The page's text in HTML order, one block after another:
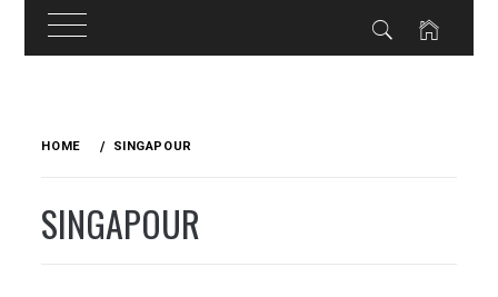
HOME SINGAPOUR
SINGAPOUR